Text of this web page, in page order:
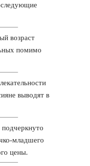
возраст
помимо
выводят в
младшего
цены.